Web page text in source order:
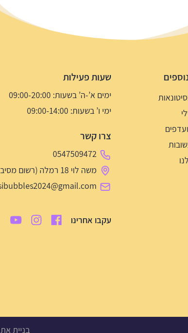
שעות פעילות
ימים א’-ה’ בשעות: 09:00-20:00
ימי ו’ בשעות: 09:00-14:00
צרו קשר
0547509472
משה לוי 18 רמלה (רשום מסיבאבלס על השלט בחנות)
עקבו אחרינו
בניית